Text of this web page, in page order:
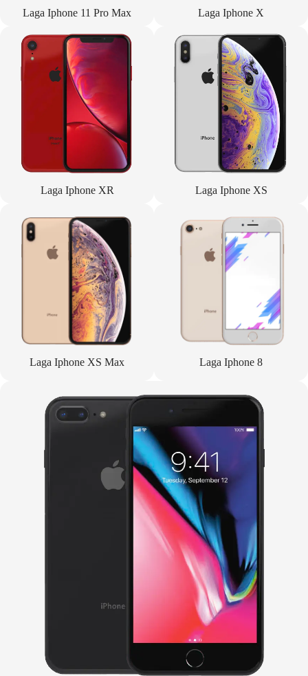
Laga Iphone 11 Pro Max Laga Iphone X
Laga Iphone XR Laga Iphone XS
Laga Iphone XS Max Laga Iphone 8